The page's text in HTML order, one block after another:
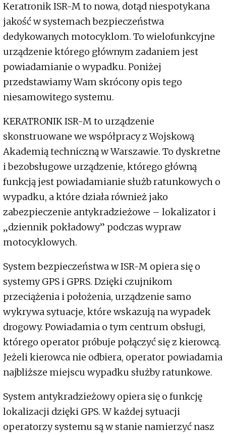
Keratronik ISR-M to nowa, dotąd niespotykana
jakość w systemach bezpieczeństwa
dedykowanych motocyklom. To wielofunkcyjne
urządzenie którego głównym zadaniem jest
powiadamianie o wypadku. Poniżej
przedstawiamy Wam skrócony opis tego
niesamowitego systemu.
KERATRONIK ISR-M to urządzenie
skonstruowane we współpracy z Wojskową
Akademią techniczną w Warszawie. To dyskretne
i bezobsługowe urządzenie, którego główną
funkcją jest powiadamianie służb ratunkowych o
wypadku, a które działa również jako
zabezpieczenie antykradzieżowe – lokalizator i
„dziennik pokładowy” podczas wypraw
motocyklowych.
System bezpieczeństwa w ISR-M opiera się o
systemy GPS i GPRS. Dzięki czujnikom
przeciążenia i położenia, urządzenie samo
wykrywa sytuacje, które wskazują na wypadek
drogowy. Powiadamia o tym centrum obsługi,
którego operator próbuje połączyć się z kierowcą.
Jeżeli kierowca nie odbiera, operator powiadamia
najbliższe miejscu wypadku służby ratunkowe.
System antykradzieżowy opiera się o funkcję
lokalizacji dzięki GPS. W każdej sytuacji
operatorzy systemu są w stanie namierzyć nasz